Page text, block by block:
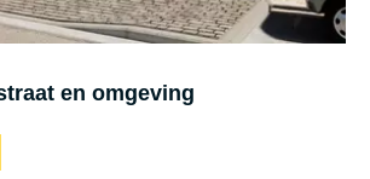
en omgeving